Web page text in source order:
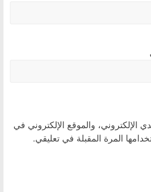
الإلكتروني، والموقع الإلكتروني في
المرة المقبلة في تعليقي.